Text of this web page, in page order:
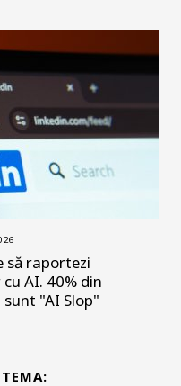
să raportezi
AI. 40% din
"AI Slop"